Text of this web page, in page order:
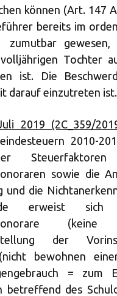
können (Art. 147
bereits im
zumutbar
Tochter
ist. Die
darauf einzutreten ist.
2019 (2C_359/
2010-
der
sowie die
die
erweist sich
der
bewohnen
= zum
betreffend des